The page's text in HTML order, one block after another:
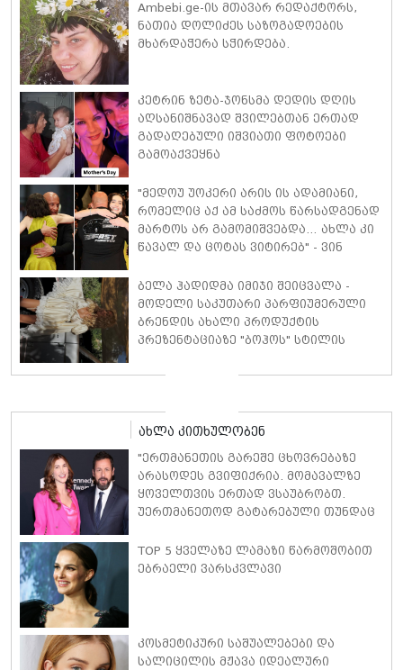
Ambebi.ge-ის მთავარ რედაქტორს,
ნათია დოლიძეს საზოგადოების
მხარდაჭერა სჭირდება.
კეტრინ ზეტა-ჯონსმა დედის დღის
აღსანიშნავად შვილებთან ერთად
გადაღებული იშვიათი ფოტოები
გამოაქვეყნა
"მედოუ უოკერი არის ის ადამიანი,
რომელიც აქ ამ საძმოს წარსადგენად
მარტოს არ გამომიშვებდა… ახლა კი
წავალ და ცოტას ვიტირებ" - ვინ
პოლ უოკერის ქალიშვილს ემოციური
სიტყვებით მიმართავს
ბელა ჰადიდმა იმიჯი შეიცვალა -
მოდელი საკუთარი პარფიუმერული
ბრენდის ახალი პროდუქტის
პრეზენტაციაზე "ბოჰოს" სტილის
მინიკაბით გამოჩნდა
ახლა კითხულობენ
"ერთმანეთის გარეშე ცხოვრებაზე
არასოდეს გვიფიქრია. მომავალზე
ყოველთვის ერთად ვსაუბრობთ.
უერთმანეთოდ გატარებული თუნდაც
სამუდამოდ ერთად ყოფნა გვინდა" -
ადამ სენდლერისა და ჯეკი ტიტონის
TOP 5 ყველაზე ლამაზი წარმოშობით
ებრაელი ვარსკვლავი
კოსმეტიკური საშუალებები და
სალიცილის მჟავა იდეალური